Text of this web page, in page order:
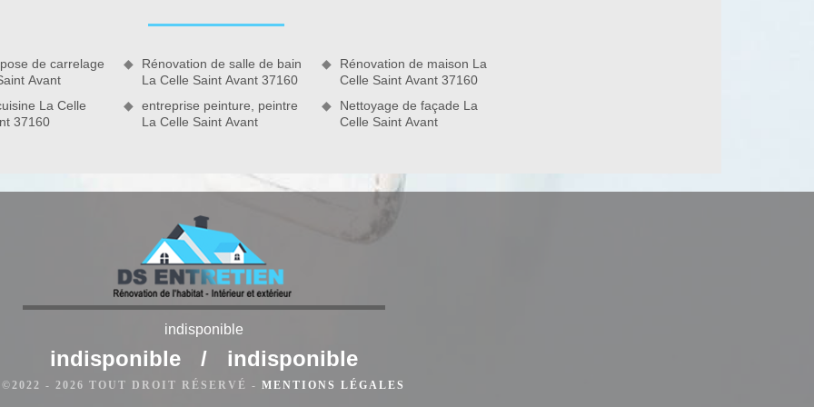
toiture ardoise à La Celle Saint Avant
entreprise de nettoyage toiture à La Celle Saint Avant
la façon la plus professionnelle et la plus minutieuse qui soit.
votre plus grande satisfaction et pour la réussite parfaite
de carrelage
Avant
La Celle
37160
Rénovation de salle de bain
La Celle Saint Avant 37160
entreprise peinture, peintre
La Celle Saint Avant
Rénovation de maison La
Celle Saint Avant 37160
Nettoyage de façade La
Celle Saint Avant
indisponible
indisponible / indisponible
©2022 - 2026 TOUT DROIT RÉSERVÉ - MENTIONS LÉGALES